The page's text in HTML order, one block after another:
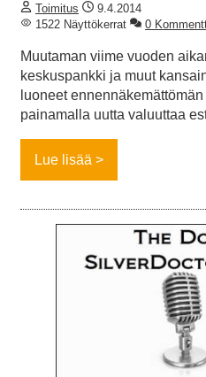
Toimitus
9.4.2014
1522 Näyttökerrat
0
Muutaman viime vuoden
keskuspankki ja muut
luoneet
painamalla uutta valuuttaa
Lue lisää